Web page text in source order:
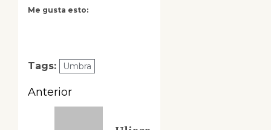
Me gusta esto:
Tags: Umbra
Navegación
Anterior